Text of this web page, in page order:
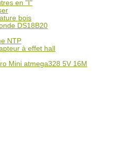
en "I"
bois
DS18B20
NTP
à effet hall
Mini atmega328 5V 16M